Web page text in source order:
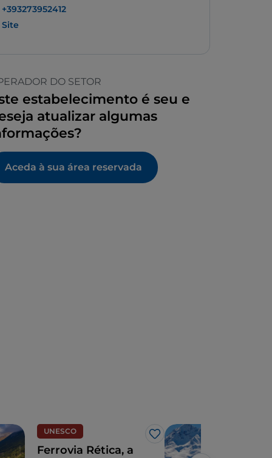
+393273952412
Site
DO SETOR
estabelecimento é seu e
atualizar algumas
Aceda à sua área reservada
UNESCO
Gosto
Ferrovia Rética, a